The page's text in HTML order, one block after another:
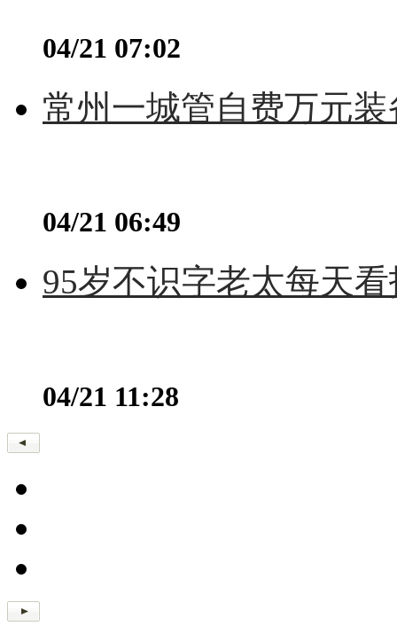
04/21 07:02
常州一城管自费万元
04/21 06:49
95岁不识字老太每天
04/21 11:28